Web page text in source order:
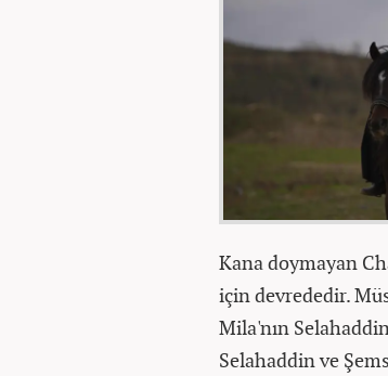
Kana doymayan
için devrededir.
Mila'nın
Selahaddin ve